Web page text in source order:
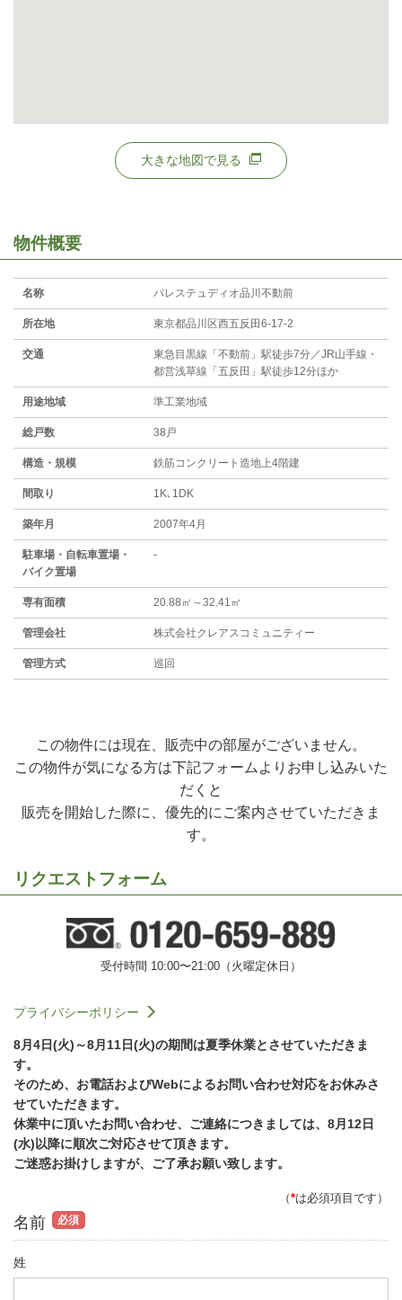
大きな地図で見る
物件概要
名称 パレステュディオ品川不動前
所在地 東京都品川区西五反田6-17-2
交通
東急目黒線「不動前」駅徒歩7分／JR山手線・
都営浅草線「五反田」駅徒歩12分ほか
用途地域 準工業地域
総戸数 38戸
構造・規模 鉄筋コンクリート造地上4階建
間取り 1K､1DK
築年月 2007年4月
駐⾞場・⾃転⾞置場・
バイク置場
-
専有面積 20.88㎡～32.41㎡
管理会社 株式会社クレアスコミュニティー
管理方式 巡回
この物件には現在、販売中の部屋がございません。
この物件が気になる方は下記フォームよりお申し込みいた
だくと
販売を開始した際に、優先的にご案内させていただきま
す。
リクエストフォーム
受付時間 10:00〜21:00（火曜定休日）
プライバシーポリシー
8月4日(火)～8月11日(火)の期間は夏季休業とさせていただきま
す。
そのため、お電話およびWebによるお問い合わせ対応をお休みさ
せていただきます。
休業中に頂いたお問い合わせ、ご連絡につきましては、8月12日
(水)以降に順次ご対応させて頂きます。
ご迷惑お掛けしますが、ご了承お願い致します。